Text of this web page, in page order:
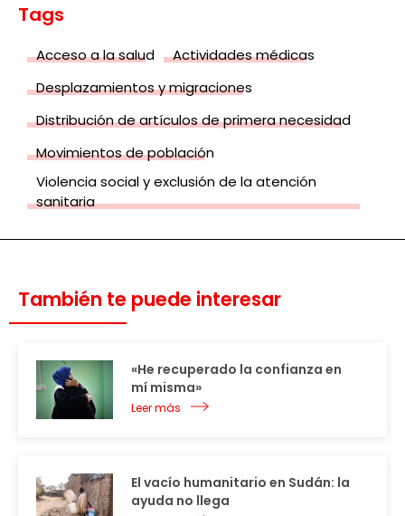
Tags
Acceso a la salud
Actividades médicas
Desplazamientos y migraciones
Distribución de artículos de primera necesidad
Movimientos de población
Violencia social y exclusión de la atención
sanitaria
También te puede interesar
«He recuperado la confianza en
mí misma»
Leer más
El vacío humanitario en Sudán: la
ayuda no llega